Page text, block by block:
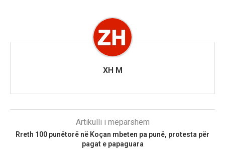
XH M
Artikulli i mëparshëm
Rreth 100 punëtorë në Koçan mbeten pa punë, protesta për
pagat e papaguara